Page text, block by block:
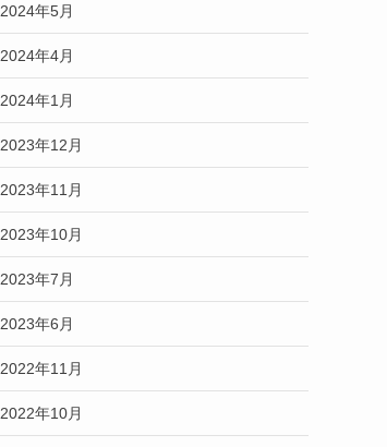
2024年5月
2024年4月
2024年1月
2023年12月
2023年11月
2023年10月
2023年7月
2023年6月
2022年11月
2022年10月